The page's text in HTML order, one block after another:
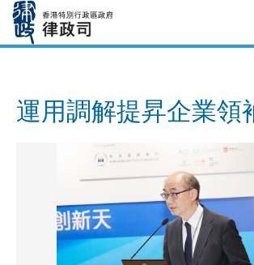
運用調解提昇企業領